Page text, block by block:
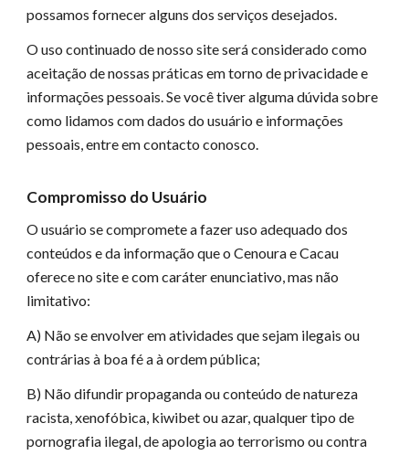
possamos fornecer alguns dos serviços desejados.
O uso continuado de nosso site será considerado como
aceitação de nossas práticas em torno de privacidade e
informações pessoais. Se você tiver alguma dúvida sobre
como lidamos com dados do usuário e informações
pessoais, entre em contacto conosco.
Compromisso do Usuário
O usuário se compromete a fazer uso adequado dos
conteúdos e da informação que o Cenoura e Cacau
oferece no site e com caráter enunciativo, mas não
limitativo:
A) Não se envolver em atividades que sejam ilegais ou
contrárias à boa fé a à ordem pública;
B) Não difundir propaganda ou conteúdo de natureza
racista, xenofóbica, kiwibet ou azar, qualquer tipo de
pornografia ilegal, de apologia ao terrorismo ou contra